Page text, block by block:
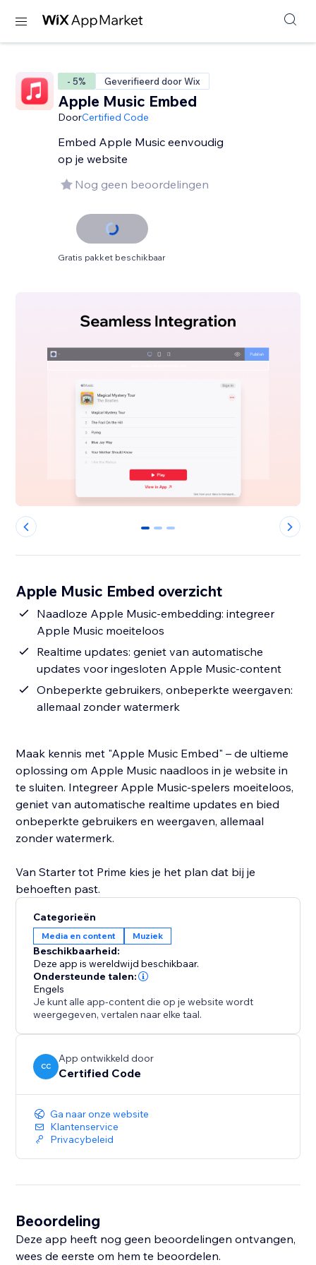
- 5% Geverifieerd door Wix
Apple Music Embed
DoorCertified Code
Embed Apple Music eenvoudig
op je website
Nog geen beoordelingen
Gratis pakket beschikbaar
0 1 2
Apple Music Embed overzicht
Naadloze Apple Music-embedding: integreer
Apple Music moeiteloos
Realtime updates: geniet van automatische
updates voor ingesloten Apple Music-content
Onbeperkte gebruikers, onbeperkte weergaven:
allemaal zonder watermerk
Maak kennis met "Apple Music Embed" – de ultieme
oplossing om Apple Music naadloos in je website in
te sluiten. Integreer Apple Music-spelers moeiteloos,
geniet van automatische realtime updates en bied
onbeperkte gebruikers en weergaven, allemaal
zonder watermerk.
Van Starter tot Prime kies je het plan dat bij je
behoeften past.
Categorieën
Media en content Muziek
Beschikbaarheid:
Deze app is wereldwijd beschikbaar.
Ondersteunde talen:
Engels
Je kunt alle app-content die op je website wordt
weergegeven, vertalen naar elke taal.
CC
App ontwikkeld door
Certified Code
Ga naar onze website
Klantenservice
Privacybeleid
Beoordeling
Deze app heeft nog geen beoordelingen ontvangen,
wees de eerste om hem te beoordelen.